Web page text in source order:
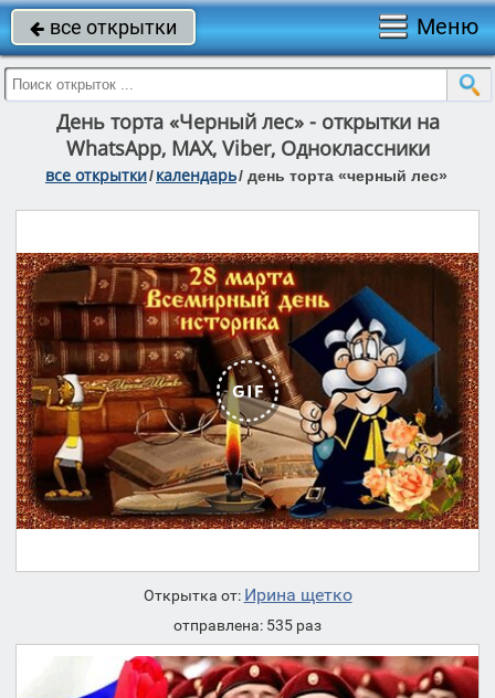
 все открытки Меню
День торта «Черный лес» - открытки на
WhatsApp, MAX, Viber, Одноклассники
все открытки/календарь/ день торта «черный лес»
Открытка от: Ирина щетко
отправлена: 535 раз